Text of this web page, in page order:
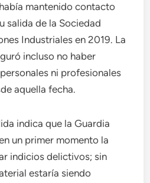
mantenido contacto
salida de la Sociedad
Industriales en 2019. La
incluso no haber
ni profesionales
aquella fecha.
indica que la Guardia
un primer momento la
indicios delictivos; sin
estaría siendo